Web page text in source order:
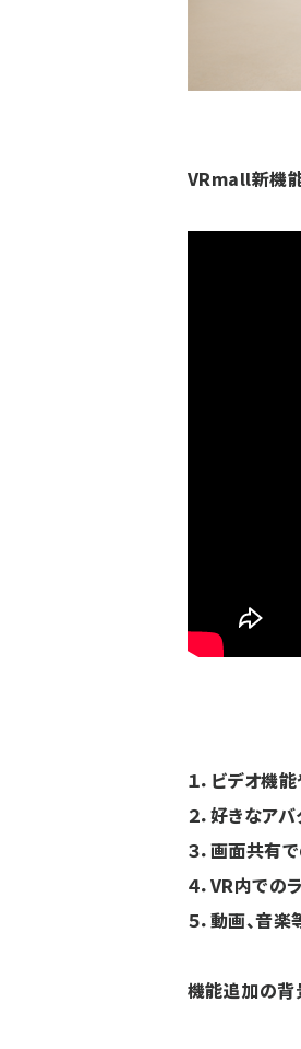
VRmall新機
１．ビデオ機
２．好きなア
３．画面共有
４．VR内での
５．動画、音
機能追加の背